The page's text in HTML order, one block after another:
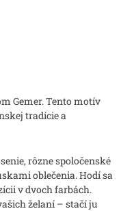
Gemer. Tento motív
tradície a
rôzne spoločenské
oblečenia. Hodí sa
v dvoch farbách.
želaní – stačí ju